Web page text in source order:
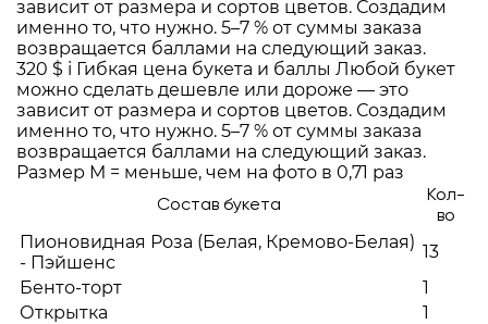
зависит от размера и сортов цветов. Создадим
именно то, что нужно. 5–7 % от суммы заказа
возвращается баллами на следующий заказ.
320 $ i Гибкая цена букета и баллы Любой букет
можно сделать дешевле или дороже — это
зависит от размера и сортов цветов. Создадим
именно то, что нужно. 5–7 % от суммы заказа
возвращается баллами на следующий заказ.
Размер M = меньше, чем на фото в 0,71 раз
Состав букета
Кол-
во
Пионовидная Роза (Белая, Кремово-Белая)
- Пэйшенс
13
Бенто-торт
1
Открытка
1